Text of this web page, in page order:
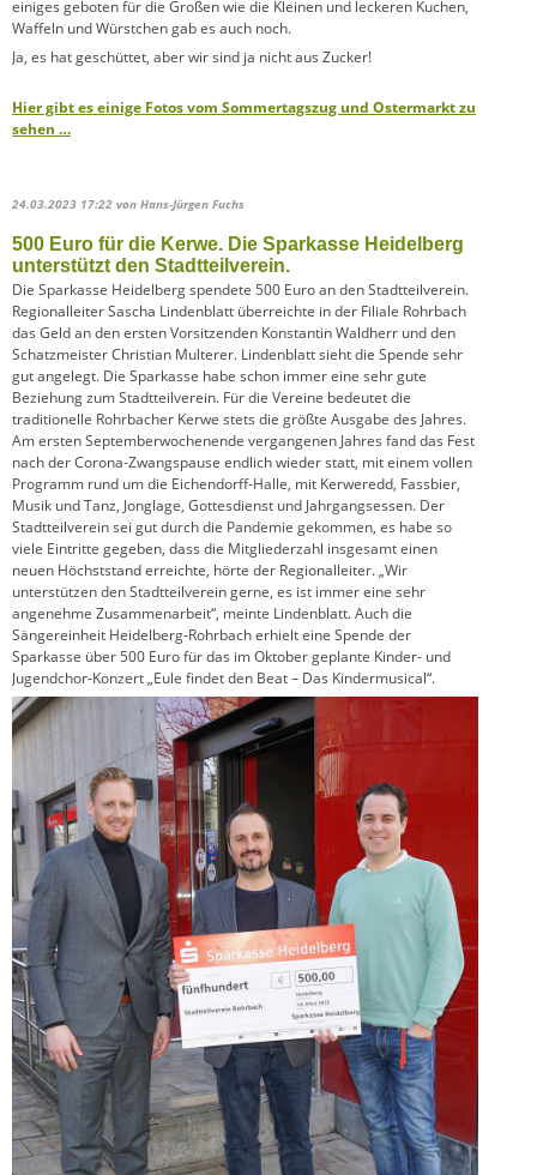
einiges geboten für die Großen wie die Kleinen und leckeren Kuchen,
Waffeln und Würstchen gab es auch noch.
Ja, es hat geschüttet, aber wir sind ja nicht aus Zucker!
Hier gibt es einige Fotos vom Sommertagszug und Ostermarkt zu
sehen …
24.03.2023 17:22 von Hans-Jürgen Fuchs
500 Euro für die Kerwe. Die Sparkasse Heidelberg
unterstützt den Stadtteilverein.
Die Sparkasse Heidelberg spendete 500 Euro an den Stadtteilverein.
Regionalleiter Sascha Lindenblatt überreichte in der Filiale Rohrbach
das Geld an den ersten Vorsitzenden Konstantin Waldherr und den
Schatzmeister Christian Multerer. Lindenblatt sieht die Spende sehr
gut angelegt. Die Sparkasse habe schon immer eine sehr gute
Beziehung zum Stadtteilverein. Für die Vereine bedeutet die
traditionelle Rohrbacher Kerwe stets die größte Ausgabe des Jahres.
Am ersten Septemberwochenende vergangenen Jahres fand das Fest
nach der Corona-Zwangspause endlich wieder statt, mit einem vollen
Programm rund um die Eichendorff-Halle, mit Kerweredd, Fassbier,
Musik und Tanz, Jonglage, Gottesdienst und Jahrgangsessen. Der
Stadtteilverein sei gut durch die Pandemie gekommen, es habe so
viele Eintritte gegeben, dass die Mitgliederzahl insgesamt einen
neuen Höchststand erreichte, hörte der Regionalleiter. „Wir
unterstützen den Stadtteilverein gerne, es ist immer eine sehr
angenehme Zusammenarbeit“, meinte Lindenblatt. Auch die
Sängereinheit Heidelberg-Rohrbach erhielt eine Spende der
Sparkasse über 500 Euro für das im Oktober geplante Kinder- und
Jugendchor-Konzert „Eule findet den Beat – Das Kindermusical“.